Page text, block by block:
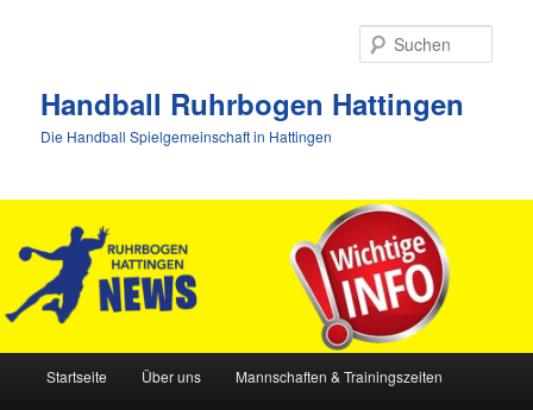
Handball Ruhrbogen Hattingen
Die Handball Spielgemeinschaft in Hattingen
Startseite Über uns Mannschaften & Trainingszeiten